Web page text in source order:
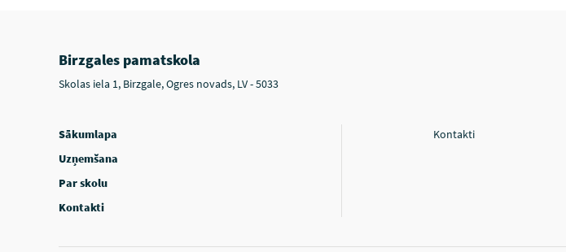
Birzgales pamatskola
Skolas iela 1, Birzgale, Ogres novads, LV - 5033
Sākumlapa
Uzņemšana
Par skolu
Kontakti
Kontakti